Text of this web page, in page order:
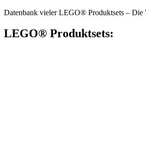
Datenbank vieler LEGO® Produktsets – Die
LEGO® Produktsets: